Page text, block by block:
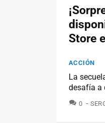
Store
ACCIÓN
La
desafía a
0